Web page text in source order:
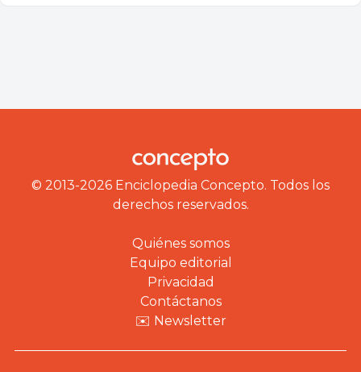
© 2013-2026 Enciclopedia Concepto. Todos los
derechos reservados.
Quiénes somos
Equipo editorial
Privacidad
Contáctanos
✉️ Newsletter